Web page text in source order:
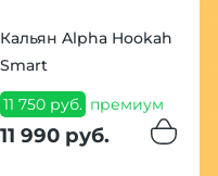
Кальян Alpha Hookah
Smart
11 750 руб. премиум
11 990 руб.